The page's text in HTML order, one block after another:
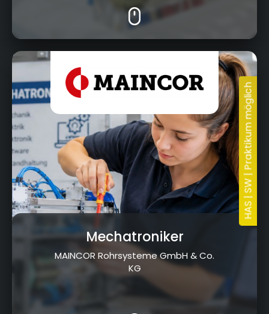
11.05.2026
Mechatroniker
MAINCOR Rohrsysteme GmbH & Co.
KG